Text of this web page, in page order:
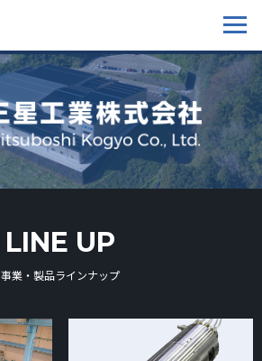
LINE UP
事業・製品ラインナップ